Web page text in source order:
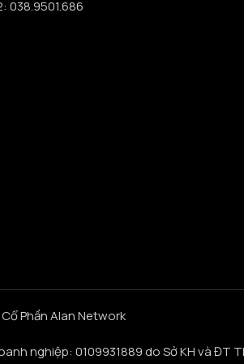
038.9501.686
Phần Alan Network
nghiệp: 0109931889 do Sở KH và ĐT